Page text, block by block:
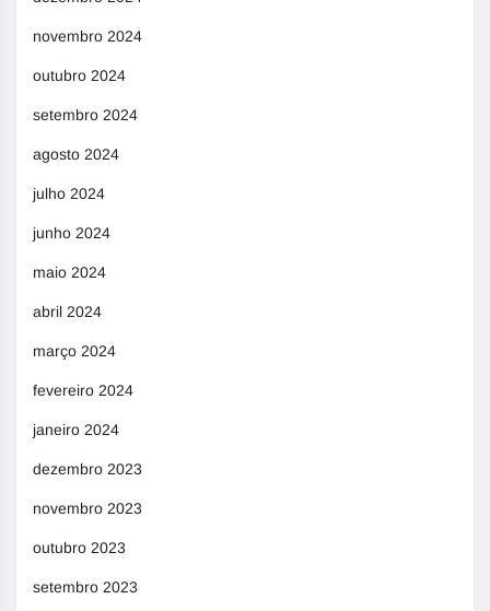
novembro 2024
outubro 2024
setembro 2024
agosto 2024
julho 2024
junho 2024
maio 2024
abril 2024
março 2024
fevereiro 2024
janeiro 2024
dezembro 2023
novembro 2023
outubro 2023
setembro 2023